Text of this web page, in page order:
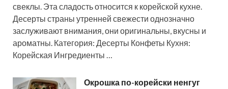
свеклы. Эта сладость относится к корейской кухне.
Десерты страны утренней свежести однозначно
заслуживают внимания, они оригинальны, вкусны и
ароматны. Категория: Десерты Конфеты Кухня:
Корейская Ингредиенты …
Окрошка по-корейски ненгуг